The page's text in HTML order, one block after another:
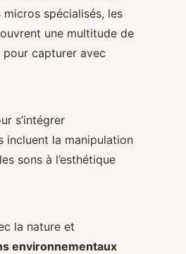
spécialisés, les
une multitude de
pour capturer avec
s’intégrer
incluent la manipulation
sons à l’esthétique
la nature et
environnementaux